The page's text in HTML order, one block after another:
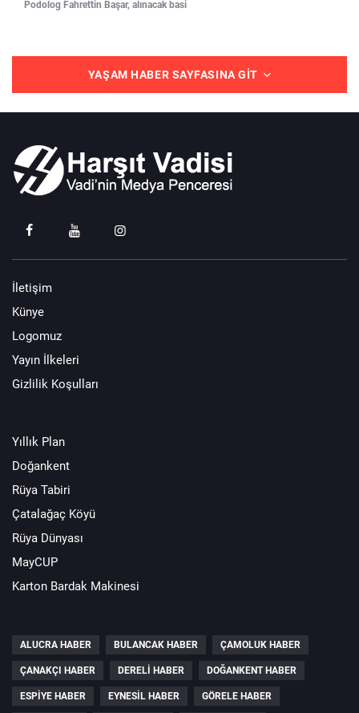
Podolog Fahrettin Başar, alınacak basi
YAŞAM HABER SAYFASINA GIT
İletişim
Künye
Logomuz
Yayın İlkeleri
Gizlilik Koşulları
Yıllık Plan
Doğankent
Rüya Tabiri
Çatalağaç Köyü
Rüya Dünyası
MayCUP
Karton Bardak Makinesi
ALUCRA HABER BULANCAK HABER ÇAMOLUK HABER
ÇANAKÇI HABER DERELI HABER DOĞANKENT HABER
ESPIYE HABER EYNESIL HABER GÖRELE HABER